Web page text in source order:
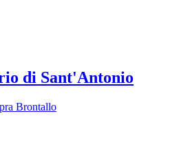
di Sant'Antonio
Brontallo